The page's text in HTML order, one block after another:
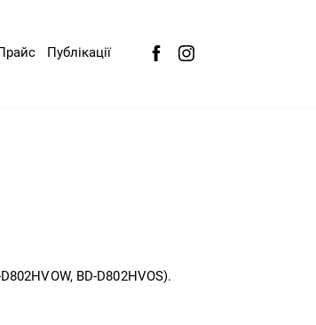
Публікації
BD-D802HVOS).